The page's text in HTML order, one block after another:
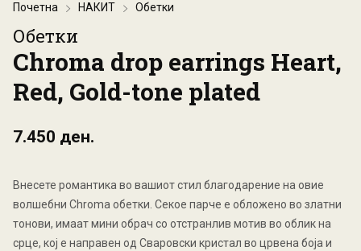
Почетна НАКИТ Обетки
Обетки
Chroma drop earrings Heart,
Red, Gold-tone plated
7.450 ден.
Внесете романтика во вашиот стил благодарение на овие
волшебни Chroma обетки. Секое парче е обложено во златни
тонови, имаат мини обрач со отстранлив мотив во облик на
срце, кој е направен од Сваровски кристал во црвена боја и